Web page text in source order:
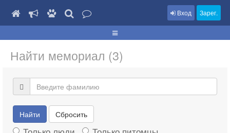
Вход Зарег.
Найти мемориал (3)
Найти Сбросить